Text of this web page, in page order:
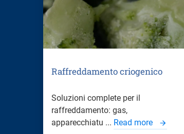
Raffreddamento criogenico
Soluzioni complete per il
raffreddamento: gas,
apparecchiatu ... Read more